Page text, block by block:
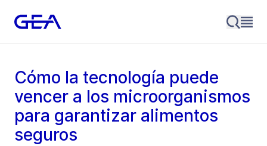
Cómo la tecnología puede
vencer a los microorganismos
para garantizar alimentos
seguros